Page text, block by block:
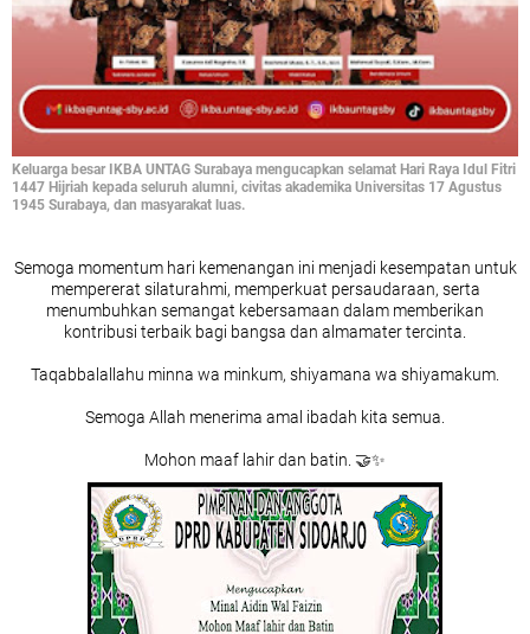
Keluarga besar IKBA UNTAG Surabaya mengucapkan selamat Hari Raya Idul Fitri
1447 Hijriah kepada seluruh alumni, civitas akademika Universitas 17 Agustus
1945 Surabaya, dan masyarakat luas.
Semoga momentum hari kemenangan ini menjadi kesempatan untuk
mempererat silaturahmi, memperkuat persaudaraan, serta
menumbuhkan semangat kebersamaan dalam memberikan
kontribusi terbaik bagi bangsa dan almamater tercinta.
Taqabbalallahu minna wa minkum, shiyamana wa shiyamakum.
Semoga Allah menerima amal ibadah kita semua.
Mohon maaf lahir dan batin. 🤝✨